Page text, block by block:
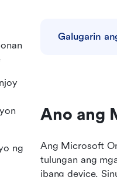
Galugarin
Ano ang
Ang Microsoft
tulungan ang
ibang device.
ng